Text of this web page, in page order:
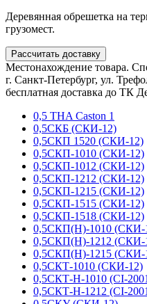
Деревянная обрешетка на
грузомест.
Рассчитать доставку
Местонахождение товара.
г. Санкт-Петербург, ул.
бесплатная доставка до ТК
0,5 THA Caston 1
0,5СКБ (СКИ-12)
0,5СКП 1520 (СКИ-12)
0,5СКП-1010 (СКИ-12)
0,5СКП-1012 (СКИ-12)
0,5СКП-1212 (СКИ-12)
0,5СКП-1215 (СКИ-12)
0,5СКП-1515 (СКИ-12)
0,5СКП-1518 (СКИ-12)
0,5СКП(Н)-1010 (СКИ-
0,5СКП(Н)-1212 (СКИ-
0,5СКП(Н)-1215 (СКИ-
0,5СКТ-1010 (СКИ-12)
0,5СКТ-Н-1010 (CI-
0,5СКТ-Н-1212 (CI-